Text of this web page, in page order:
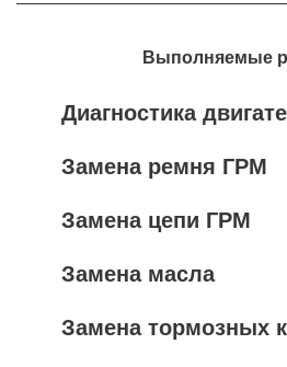
Выполняемые
Диагностика
Замена ремня ГРМ
Замена цепи ГРМ
Замена масла
Замена тормозных